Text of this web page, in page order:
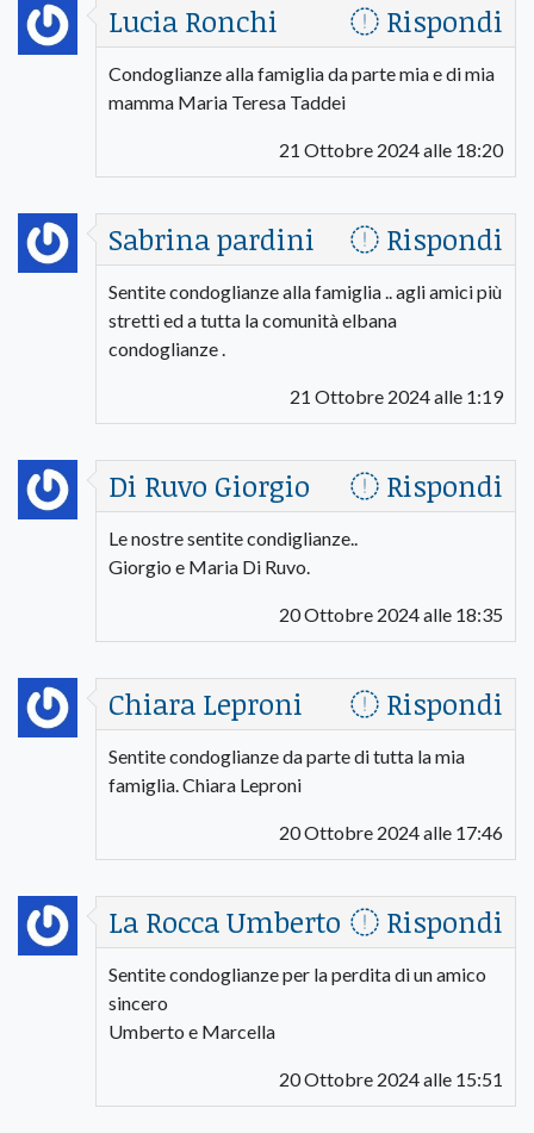
Lucia Ronchi Rispondi
Condoglianze alla famiglia da parte mia e di mia
mamma Maria Teresa Taddei
21 Ottobre 2024 alle 18:20
Sabrina pardini Rispondi
Sentite condoglianze alla famiglia .. agli amici più
stretti ed a tutta la comunità elbana
condoglianze .
21 Ottobre 2024 alle 1:19
Di Ruvo Giorgio Rispondi
Le nostre sentite condiglianze..
Giorgio e Maria Di Ruvo.
20 Ottobre 2024 alle 18:35
Chiara Leproni Rispondi
Sentite condoglianze da parte di tutta la mia
famiglia. Chiara Leproni
20 Ottobre 2024 alle 17:46
La Rocca Umberto Rispondi
Sentite condoglianze per la perdita di un amico
sincero
Umberto e Marcella
20 Ottobre 2024 alle 15:51